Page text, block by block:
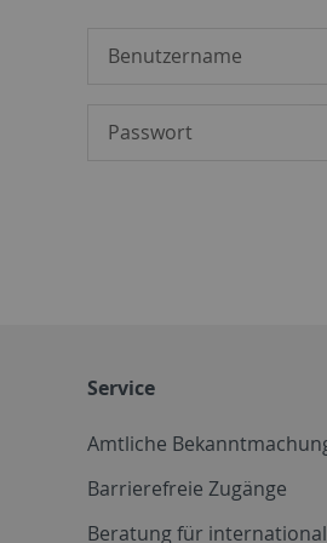
Service
Amtliche
Barrierefreie Zugänge
Beratung für